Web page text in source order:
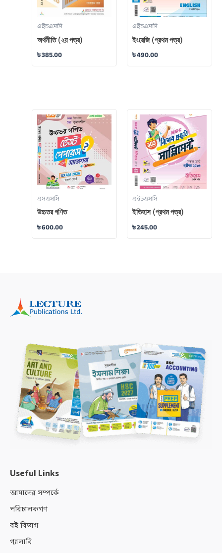
এইচএসসি
অর্থনীতি (২য় পত্র)
৳385.00
এইচএসসি
ইংরেজি (প্রথম পত্র)
৳490.00
এসএসসি
উচ্চতর গণিত
৳600.00
এইচএসসি
ইতিহাস (প্রথম পত্র)
৳245.00
Useful Links
আমাদের সম্পর্কে
পরিচালকগণ
বই বিভাগ
গ্যালারি